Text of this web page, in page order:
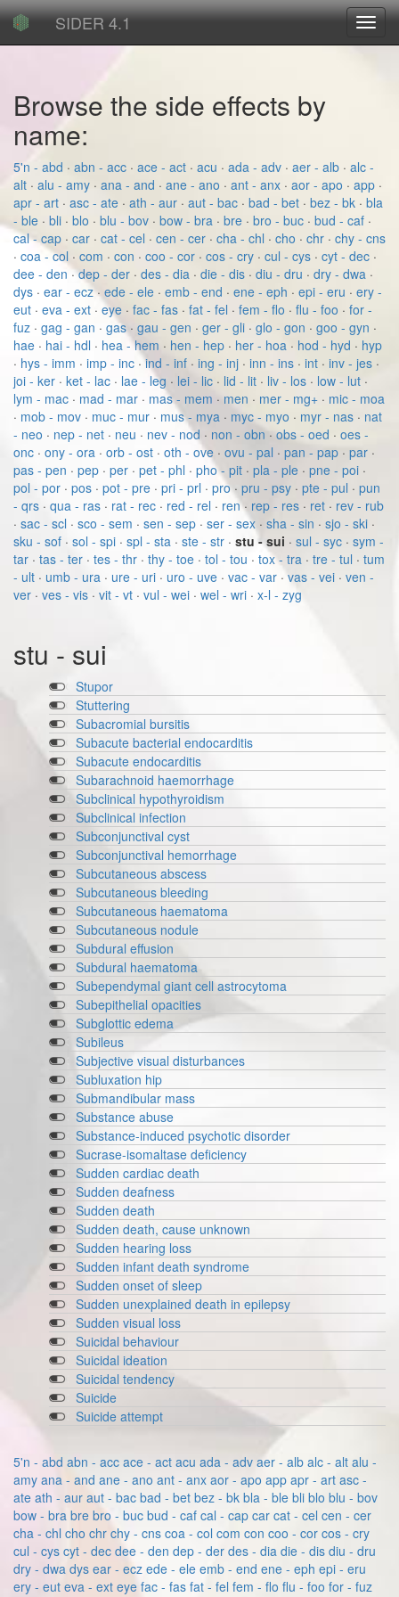
SIDER 4.1
Browse the side effects by
name:
5'n - abd · abn - acc · ace - act · acu · ada - adv · aer - alb · alc -
alt · alu - amy · ana - and · ane - ano · ant - anx · aor - apo · app ·
apr - art · asc - ate · ath - aur · aut - bac · bad - bet · bez - bk · bla
- ble · bli · blo · blu - bov · bow - bra · bre · bro - buc · bud - caf ·
cal - cap · car · cat - cel · cen - cer · cha - chl · cho · chr · chy - cns
· coa - col · com · con · coo - cor · cos - cry · cul - cys · cyt - dec ·
dee - den ·dep - der · des - dia · die - dis · diu - dru · dry - dwa ·
dys · ear - ecz· ede - ele · emb - end · ene - eph · epi - eru · ery -
eut · eva - ext · eye · fac - fas · fat - fel · fem - flo · flu - foo · for -
fuz · gag - gan · gas · gau - gen · ger - gli · glo - gon · goo - gyn ·
hae · hai - hdl · hea - hem · hen - hep · her - hoa · hod - hyd · hyp
· hys - imm · imp - inc ·ind - inf · ing - inj · inn - ins · int · inv - jes ·
joi - ker · ket - lac · lae - leg · lei - lic · lid - lit · liv - los · low - lut ·
lym - mac · mad - mar · mas - mem · men · mer - mg+ · mic - moa
· mob - mov · muc - mur · mus - mya · myc - myo · myr - nas · nat
- neo · nep - net · neu · nev - nod · non - obn · obs - oed · oes -
onc · ony - ora · orb - ost · oth - ove · ovu - pal · pan - pap · par ·
pas - pen · pep · per · pet - phl · pho - pit · pla - ple · pne - poi ·
pol - por · pos · pot - pre · pri - prl · pro· pru - psy · pte - pul · pun
- qrs · qua - ras · rat - rec · red - rel · ren· rep - res · ret · rev - rub
· sac - scl · sco - sem · sen - sep · ser - sex · sha - sin · sjo - ski ·
sku - sof · sol - spi · spl - sta · ste - str · stu - sui · sul - syc · sym -
tar · tas - ter · tes - thr · thy - toe · tol - tou · tox - tra · tre - tul · tum
- ult · umb - ura · ure - uri · uro - uve · vac - var · vas - vei · ven -
ver · ves - vis · vit - vt · vul - wei · wel - wri · x-l - zyg
stu - sui
Stupor
Stuttering
Subacromial bursitis
Subacute bacterial endocarditis
Subacute endocarditis
Subarachnoid haemorrhage
Subclinical hypothyroidism
Subclinical infection
Subconjunctival cyst
Subconjunctival hemorrhage
Subcutaneous abscess
Subcutaneous bleeding
Subcutaneous haematoma
Subcutaneous nodule
Subdural effusion
Subdural haematoma
Subependymal giant cell astrocytoma
Subepithelial opacities
Subglottic edema
Subileus
Subjective visual disturbances
Subluxation hip
Submandibular mass
Substance abuse
Substance-induced psychotic disorder
Sucrase-isomaltase deficiency
Sudden cardiac death
Sudden deafness
Sudden death
Sudden death, cause unknown
Sudden hearing loss
Sudden infant death syndrome
Sudden onset of sleep
Sudden unexplained death in epilepsy
Sudden visual loss
Suicidal behaviour
Suicidal ideation
Suicidal tendency
Suicide
Suicide attempt
5'n - abd abn - acc ace - act acu ada - adv aer - alb alc - alt alu -
amy ana - and ane - ano ant - anx aor - apo app apr - art asc -
ate ath - aur aut - bac bad - bet bez - bk bla - ble bli blo blu - bov
bow - bra bre bro - buc bud - caf cal - cap car cat - cel cen - cer
cha - chl cho chr chy - cns coa - col com con coo - cor cos - cry
cul - cys cyt - dec dee - den dep - der des - dia die - dis diu - dru
dry - dwa dys ear - ecz ede - ele emb - end ene - eph epi - eru
ery - eut eva - ext eye fac - fas fat - fel fem - flo flu - foo for - fuz